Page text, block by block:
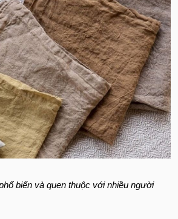
biến và quen thuộc với nhiều người